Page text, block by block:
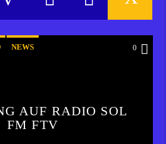
NEWS 0
AUF RADIO SOL
FM FTV